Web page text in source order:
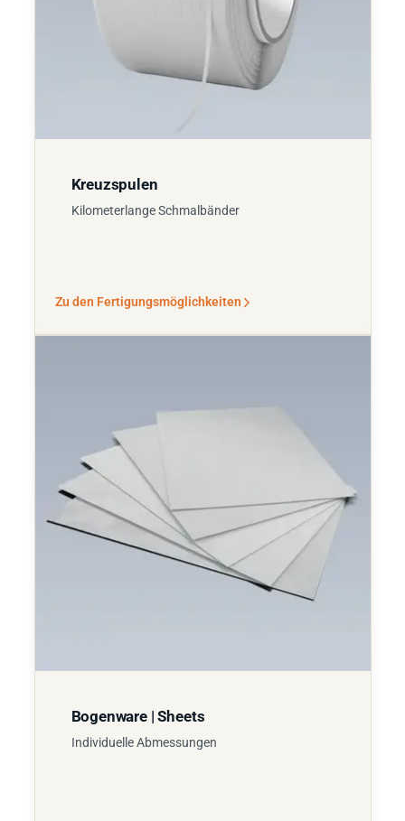
Kreuzspulen
Kilometerlange Schmalbänder
Zu den Fertigungsmöglichkeiten
Bogenware | Sheets
Individuelle Abmessungen